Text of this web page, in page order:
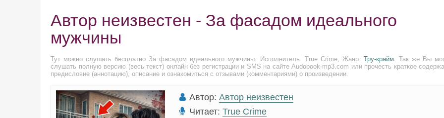
Автор неизвестен - За фасадом идеального
мужчины
Тут можно слушать бесплатно За фасадом идеального мужчины. Исполнитель: True Crime, Жанр: Тру-крайм. Так же Вы
слушать полную версию (весь текст) онлайн без регистрации и SMS на сайте Audobook-mp3.com или прочесть краткое
предисловие (аннотацию), описание и ознакомиться с отзывами (комментариями) о произведении.
Автор: Автор неизвестен
Читает: True Crime